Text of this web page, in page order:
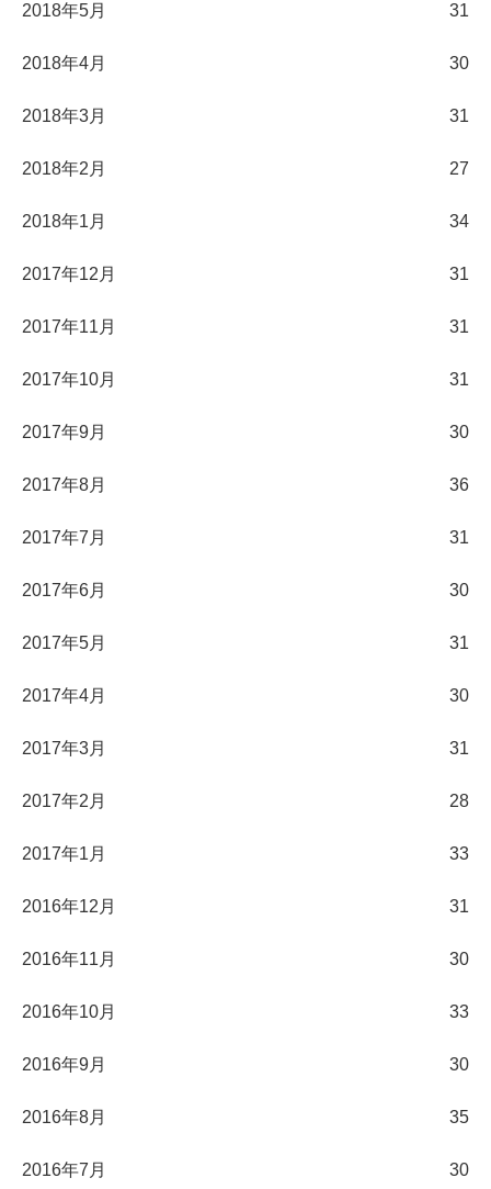
2018年5月 31
2018年4月 30
2018年3月 31
2018年2月 27
2018年1月 34
2017年12月 31
2017年11月 31
2017年10月 31
2017年9月 30
2017年8月 36
2017年7月 31
2017年6月 30
2017年5月 31
2017年4月 30
2017年3月 31
2017年2月 28
2017年1月 33
2016年12月 31
2016年11月 30
2016年10月 33
2016年9月 30
2016年8月 35
2016年7月 30